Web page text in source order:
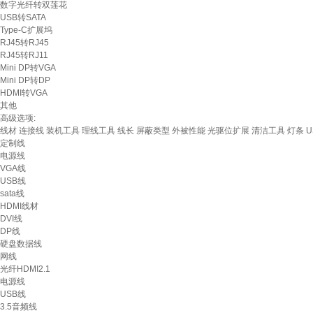
数字光纤转双莲花
USB转SATA
Type-C扩展坞
RJ45转RJ45
RJ45转RJ11
Mini DP转VGA
Mini DP转DP
HDMI转VGA
其他
高级选项:
线材 连接线 装机工具 理线工具 线长 屏蔽类型 外被性能 光驱位扩展 清洁工具 灯条
定制线
电源线
VGA线
USB线
sata线
HDMI线材
DVI线
DP线
硬盘数据线
网线
光纤HDMI2.1
电源线
USB线
3.5音频线